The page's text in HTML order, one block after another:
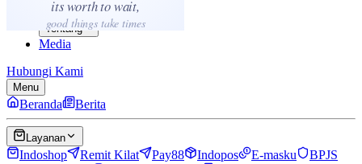
its worth to wait,
good things take times
Panduan
Tentang
Media
Hubungi Kami
Menu
Beranda Berita
Layanan
Indoshop Remit Kilat Pay88 Indopos E-masku
BPJS